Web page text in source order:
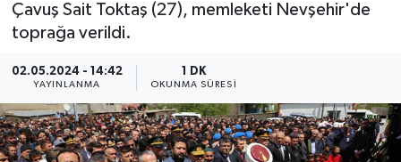
Çavuş Sait Toktaş (27), memleketi Nevşehir'de
toprağa verildi.
02.05.2024 - 14:42
YAYINLANMA
1 DK
OKUNMA SÜRESI
Amasya Müftülüğü
Antalya Müftülüğü
Ardahan Müftülüğü
Diyanet Takvimi
Hadislerle İslam
Kudüs
DİYANET eKİTAP
TDV
Hutbeler
Tüm Manşetler
Haber Arşivi